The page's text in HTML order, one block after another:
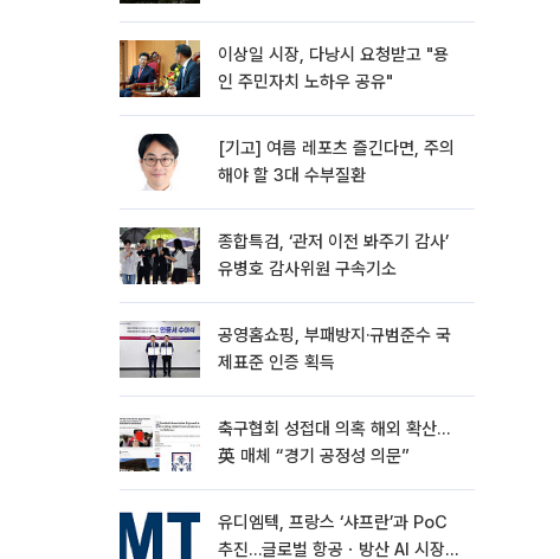
이상일 시장, 다낭시 요청받고 "용
인 주민자치 노하우 공유"
[기고] 여름 레포츠 즐긴다면, 주의
해야 할 3대 수부질환
종합특검, ‘관저 이전 봐주기 감사’
유병호 감사위원 구속기소
공영홈쇼핑, 부패방지·규범준수 국
제표준 인증 획득
축구협회 성접대 의혹 해외 확산…
英 매체 “경기 공정성 의문”
유디엠텍, 프랑스 ‘샤프란’과 PoC
추진…글로벌 항공ㆍ방산 AI 시장